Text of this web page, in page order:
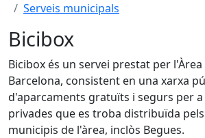
Serveis municipals
Bicibox
Bicibox és un servei prestat per
Barcelona, consistent en una xarxa
d'aparcaments gratuïts i segurs per a
privades que es troba distribuïda
municipis de l'àrea, inclòs Begues.